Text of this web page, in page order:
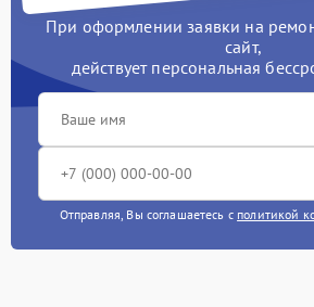
При оформлении заявки на
сайт,
действует персональная
Отправляя, Вы соглашаетесь с политикой